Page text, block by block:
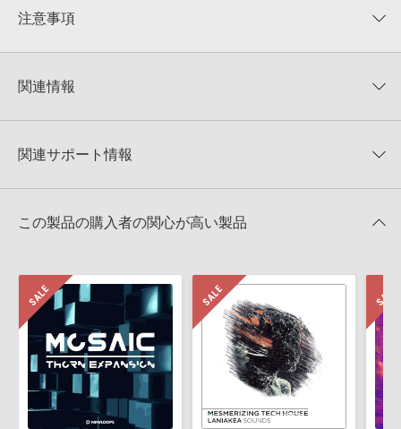
★★★★★
★5
★4
★1
0%
注意事項
KONTAKTフォーマットは、
でお使いいただけます。無償版のKONTAKT PLAYERではお使いい
4GBを超えるデータに関するご注意：
FAT32でフォーマットされた
きます際には、NTFSやHFS＋でフォーマットされたHDDをご用意
いただく必要がございます。
知らせするメールの2通が送信されます。メールに記載されており
ます説明に沿って、製品のダウンロード／導入を行って下さい。
サンプルパック製品には、原則として日本語版操作マニュアルをご
用意しておりません。ご購入後のご不明点や詳細に関するお問い合
わせなどはテクニカルサポート
までご連絡ください。
デモソングは、製品収録サウンドを使ってできることを紹介するた
めのデモンストレーション用の楽曲です。原則として、デモソング
そのものをお使いいただくことはできません。また、デモソングを
関連情報
マーセール！
関連サポート情報
2025.09.16
2022.06.06
マークのついた情報は、該当する製品のご購入ユーザー様専用となって
おります。ご覧頂くには、該当する製品をご購入頂く必要がございます。
BRICK CITY TRAP - SERUM PRESETSのサポート情報
この製品の購入者の関心が高い製品